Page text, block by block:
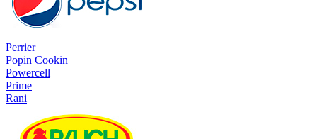
Perrier
Popin Cookin
Powercell
Prime
Rani